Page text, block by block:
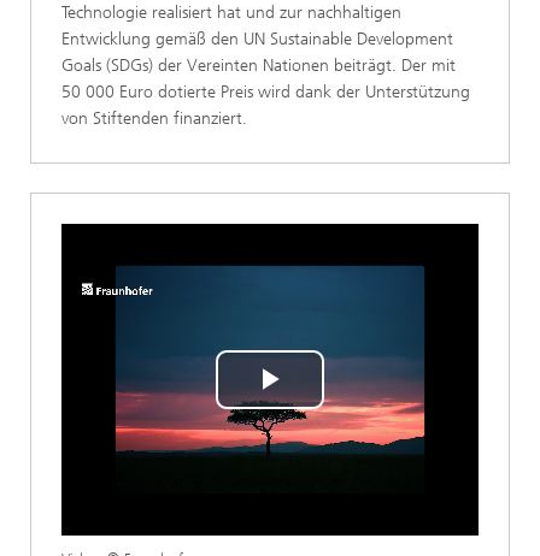
Technologie realisiert hat und zur nachhaltigen
Entwicklung gemäß den UN Sustainable Development
Goals (SDGs) der Vereinten Nationen beiträgt. Der mit
50 000 Euro dotierte Preis wird dank der Unterstützung
von Stiftenden finanziert.
Play
Video